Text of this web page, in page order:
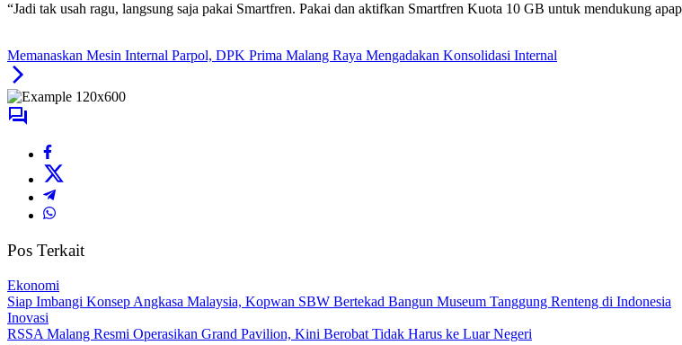
“Jadi tak usah ragu, langsung saja pakai Smartfren. Pakai dan aktifkan Smartfren Kuota 10 GB untuk mendukung
Memanaskan Mesin Internal Parpol, DPK Prima Malang Raya Mengadakan Konsolidasi Internal
Pos Terkait
Ekonomi
Siap Imbangi Konsep Angkasa Malaysia, Kopwan SBW Bertekad Bangun Museum Tanggung Renteng di Indonesia
Inovasi
RSSA Malang Resmi Operasikan Grand Pavilion, Kini Berobat Tidak Harus ke Luar Negeri